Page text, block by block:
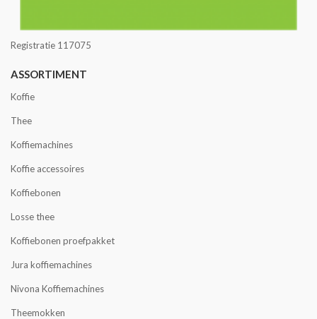
Registratie 117075
ASSORTIMENT
Koffie
Thee
Koffiemachines
Koffie accessoires
Koffiebonen
Losse thee
Koffiebonen proefpakket
Jura koffiemachines
Nivona Koffiemachines
Theemokken